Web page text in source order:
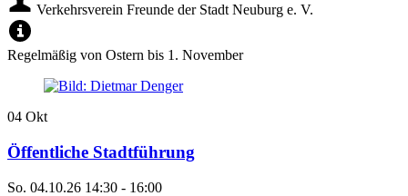
Verkehrsverein Freunde der Stadt Neuburg e. V.
Regelmäßig von Ostern bis 1. November
04 Okt
Öffentliche Stadtführung
So. 04.10.26 14:30 - 16:00